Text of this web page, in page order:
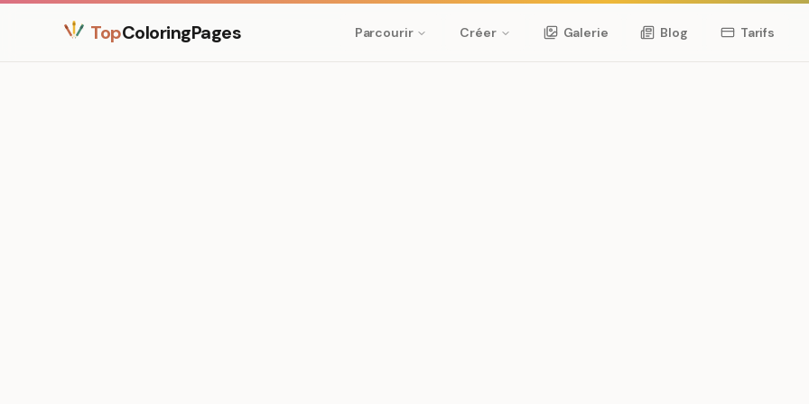
TopColoringPages Parcourir Créer Galerie Blog Tarifs